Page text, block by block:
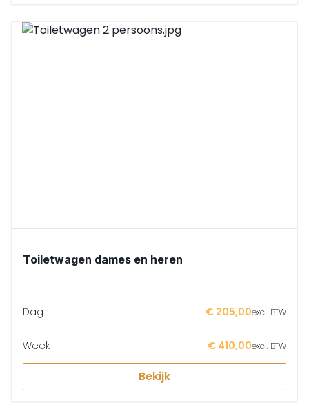
Toiletwagen dames en heren
Dag € 205,00excl. BTW
Week € 410,00excl. BTW
Bekijk